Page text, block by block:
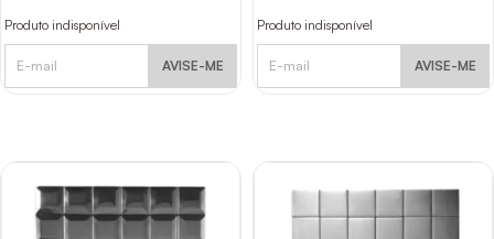
Produto indisponível
AVISE-ME
Produto indisponível
AVISE-ME